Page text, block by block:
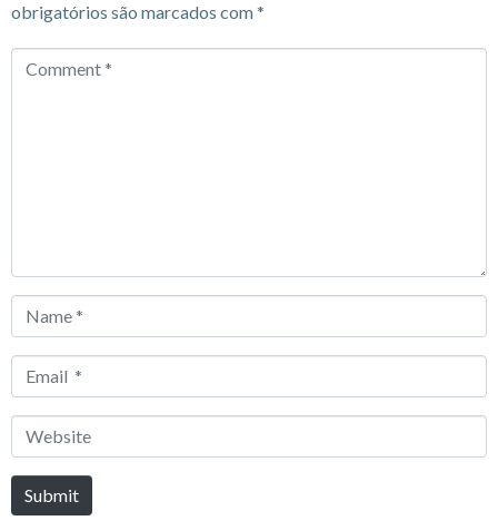
obrigatórios são marcados com*
Comment
Name
Email
Website
Submit